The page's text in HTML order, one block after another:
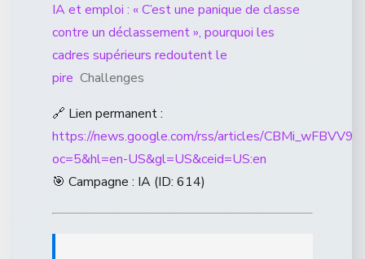
IA et emploi : « C’est une panique de classe
contre un déclassement », pourquoi les
cadres supérieurs redoutent le
pire Challenges
🔗 Lien permanent :
https://news.google.com/rss/articles/
oc=5&hl=en-US&gl=US&ceid=US:en
🎯 Campagne : IA (ID: 614)